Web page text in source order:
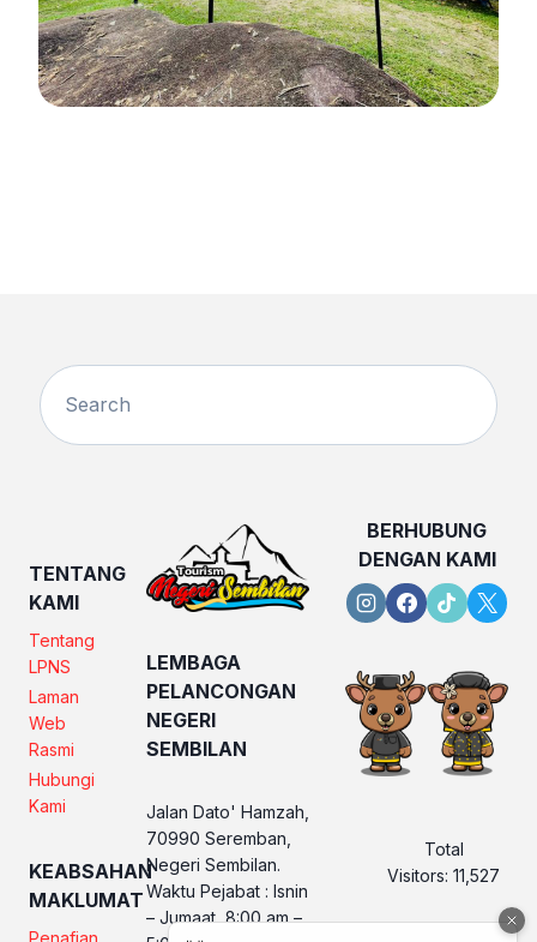
TENTANG
KAMI
Tentang
LPNS
Laman
Web
Rasmi
Hubungi
Kami
KEABSAHAN
MAKLUMAT
LEMBAGA
PELANCONGAN
NEGERI
SEMBILAN
Jalan Dato' Hamzah,
70990 Seremban,
Negeri Sembilan.
Waktu Pejabat : Isnin
– Jumaat, 8:00 am –
BERHUBUNG
DENGAN KAMI
Total
Visitors: 11,527